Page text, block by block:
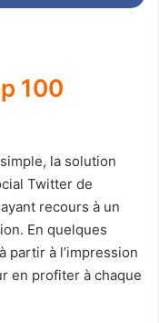
100
la solution
Twitter de
recours à un
En quelques
partir à l’impression
en profiter à chaque